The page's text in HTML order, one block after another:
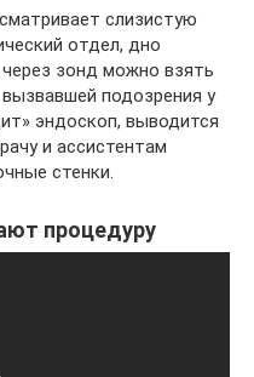
слизистую
отдел, дно
зонд можно взять
подозрения у
эндоскоп, выводится
и ассистентам
стенки.
процедуру